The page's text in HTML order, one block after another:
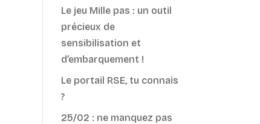
Le jeu Mille pas : un outil
précieux de
sensibilisation et
d’embarquement !
Le portail RSE, tu connais
?
25/02 : ne manquez pas